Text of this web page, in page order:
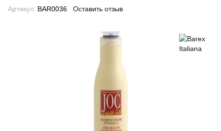
Артикул: BAR0036 Оставить отзыв